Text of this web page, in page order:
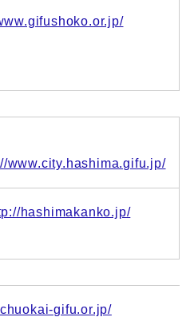
www.city.hashima.gifu.jp/
hashimakanko.jp/
gifu.or.jp/